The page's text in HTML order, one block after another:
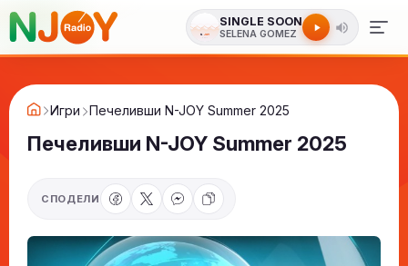
SINGLE SOON
SELENA GOMEZ
Игри Печеливши N-JOY Summer 2025
Печеливши N-JOY Summer 2025
СПОДЕЛИ